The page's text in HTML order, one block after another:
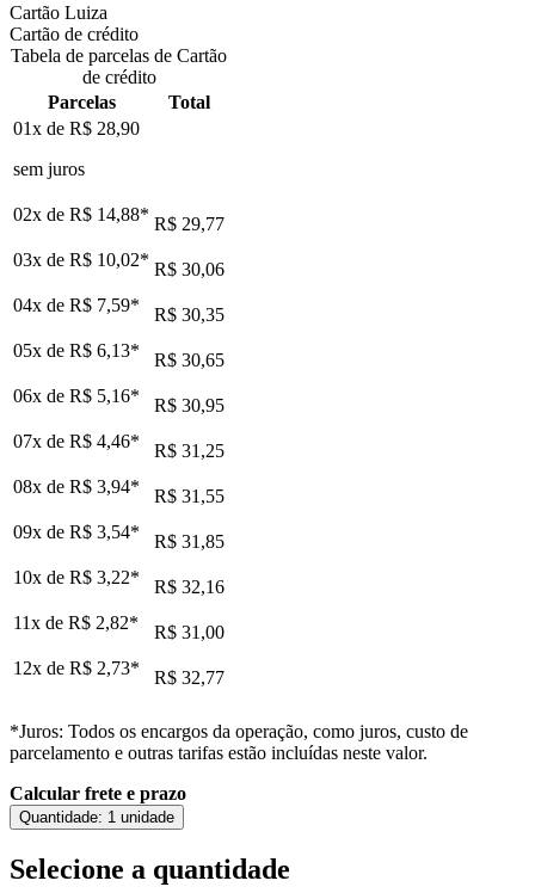
Cartão Luiza
Cartão de crédito
Tabela de parcelas de Cartão
de crédito
Parcelas
Total
01x de R$ 28,90
sem juros
02x de R$ 14,88* R$ 29,77
03x de R$ 10,02* R$ 30,06
04x de R$ 7,59*
R$ 30,35
05x de R$ 6,13*
R$ 30,65
06x de R$ 5,16*
R$ 30,95
07x de R$ 4,46*
R$ 31,25
08x de R$ 3,94*
R$ 31,55
09x de R$ 3,54*
R$ 31,85
10x de R$ 3,22*
R$ 32,16
11x de R$ 2,82*
R$ 31,00
12x de R$ 2,73* R$ 32,77
*Juros: Todos os encargos da operação, como juros, custo de
parcelamento e outras tarifas estão incluídas neste valor.
Calcular frete e prazo
Quantidade: 1 unidade
Selecione a quantidade